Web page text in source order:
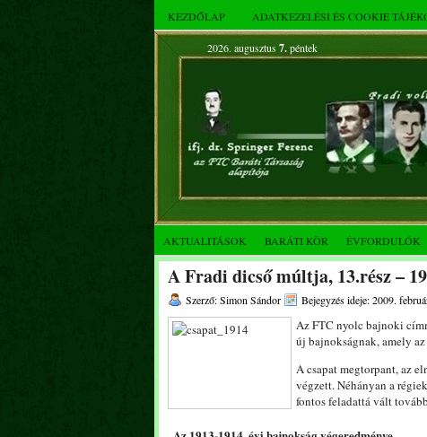
KEZDŐLAP ADATKEZELÉSI ÉS COOKIE
2026. augusztus 7.péntek
AKTUALITÁSOK BARÁTI KÖR ÉVFORDULÓK
A Fradi dicső múltja, 13.rész –
Szerző: Simon Sándor Bejegyzés ideje: 2009.
Az FTC nyolc bajnoki
új bajnokságnak, amely
A csapat megtorpant, az
végzett. Néhányan a
fontos feladattá vált